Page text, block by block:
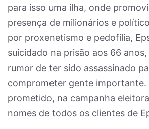
para isso uma ilha, onde
presença de milionários e
por proxenetismo e pedofilia,
suicidado na prisão aos 66
rumor de ter sido assassinado
comprometer gente importante.
prometido, na campanha
nomes de todos os clientes de